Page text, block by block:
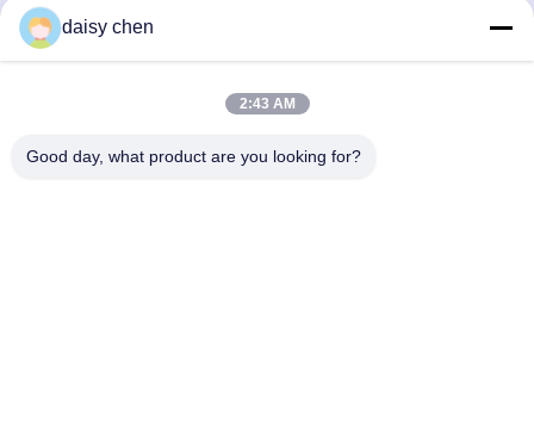
การใช้งานที่ติดต่อกับ
อาหาร รับราคาที่ดีที่สุด
daisy chen
2:43 AM
Good day, what product are you looking for?